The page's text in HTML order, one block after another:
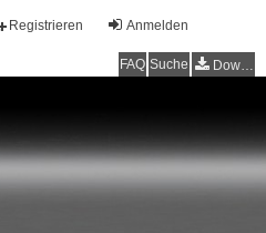
Anmelden
Registrieren
FAQ Suche Downloads